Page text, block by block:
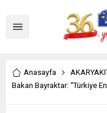
Anasayfa
Bakan Bayraktar: “Türkiye